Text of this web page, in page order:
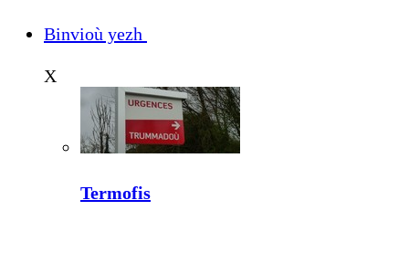
Binvioù yezh
X
Termofis